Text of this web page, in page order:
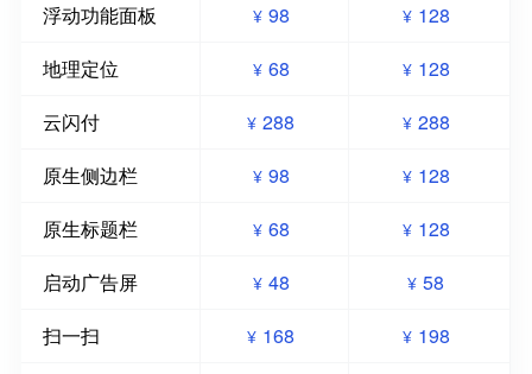
浮动功能面板
¥ 98 ¥ 128
地理定位
¥ 68 ¥ 128
云闪付
¥ 288 ¥ 288
原生侧边栏
¥ 98 ¥ 128
原生标题栏
¥ 68 ¥ 128
启动广告屏
¥ 48 ¥ 58
扫一扫
¥ 168 ¥ 198